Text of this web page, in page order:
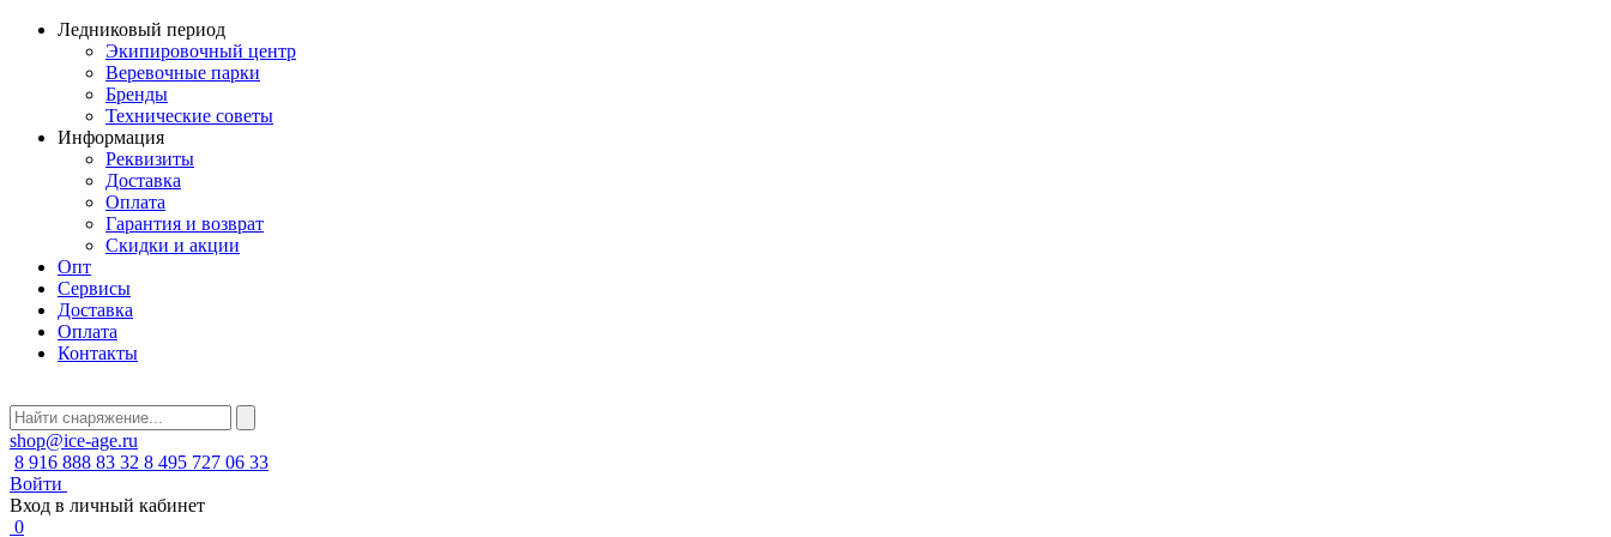
Ледниковый период
Экипировочный центр
Веревочные парки
Бренды
Технические советы
Информация
Реквизиты
Доставка
Оплата
Гарантия и возврат
Скидки и акции
Опт
Сервисы
Доставка
Оплата
Контакты
shop@ice-age.ru
8 916 888 83 32 8 495 727 06 33
Войти
Вход в личный кабинет
0